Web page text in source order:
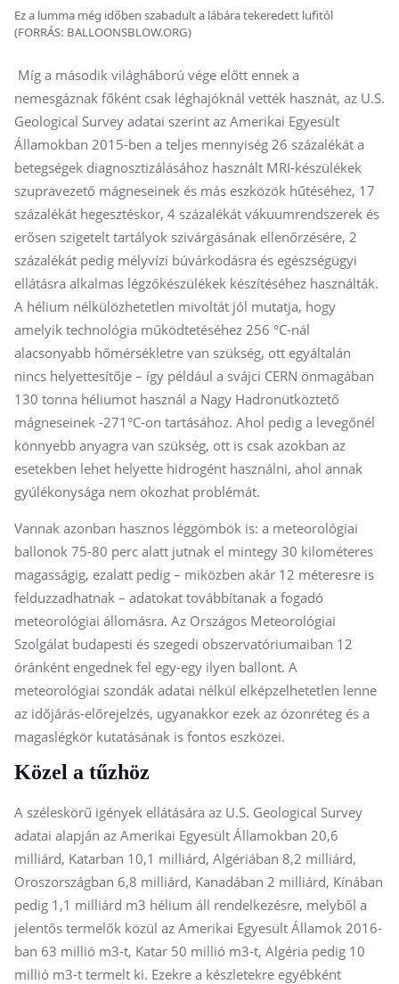
Ez a lumma még időben szabadult a lábára tekeredett lufitól
(FORRÁS: BALLOONSBLOW.ORG)
Míg a második világháború vége előtt ennek a
nemesgáznak főként csak léghajóknál vették hasznát, az U.S.
Geological Survey adatai szerint az Amerikai Egyesült
Államokban 2015-ben a teljes mennyiség 26 százalékát a
betegségek diagnosztizálásához használt MRI-készülékek
szupravezető mágneseinek és más eszközök hűtéséhez, 17
százalékát hegesztéskor, 4 százalékát vákuumrendszerek és
erősen szigetelt tartályok szivárgásának ellenőrzésére, 2
százalékát pedig mélyvízi búvárkodásra és egészségügyi
ellátásra alkalmas légzőkészülékek készítéséhez használták.
A hélium nélkülözhetetlen mivoltát jól mutatja, hogy
amelyik technológia működtetéséhez ­256 °C-nál
alacsonyabb hőmérsékletre van szükség, ott egyáltalán
nincs helyettesítője – így például a svájci CERN önmagában
130 tonna héliumot használ a Nagy Hadronütköztető
mágneseinek -271°C-on tartásához. Ahol pedig a levegőnél
könnyebb anyagra van szükség, ott is csak azokban az
esetekben lehet helyette hidrogént használni, ahol annak
gyúlékonysága nem okozhat problémát.
Vannak azonban hasznos léggömbök is: a meteorológiai
ballonok 75-80 perc alatt jutnak el mintegy 30 kilométeres
magasságig, ezalatt pedig – miközben akár 12 méteresre is
felduzzadhatnak – adatokat továbbítanak a fogadó
meteorológiai állomásra. Az Országos Meteorológiai
Szolgálat budapesti és szegedi obszervatóriumaiban 12
óránként engednek fel egy-egy ilyen ballont. A
meteorológiai szondák adatai nélkül elképzelhetetlen lenne
az időjárás-előrejelzés, ugyanakkor ezek az ózonréteg és a
magaslégkör kutatásának is fontos eszközei.
Közel a tűzhöz
A széleskörű igények ellátására az U.S. Geological Survey
adatai alapján az Amerikai Egyesült Államokban 20,6
milliárd, Katarban 10,1 milliárd, Algériában 8,2 milliárd,
Oroszországban 6,8 milliárd, Kanadában 2 milliárd, Kínában
pedig 1,1 milliárd m3 hélium áll rendelkezésre, melyből a
jelentős termelők közül az Amerikai Egyesült Államok 2016-
ban 63 millió m3-t, Katar 50 millió m3-t, Algéria pedig 10
millió m3-t termelt ki. Ezekre a készletekre egyébként